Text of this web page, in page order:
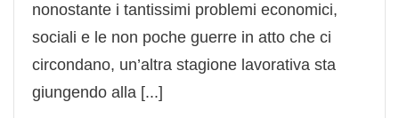
nonostante i tantissimi problemi economici,
sociali e le non poche guerre in atto che ci
circondano, un’altra stagione lavorativa sta
giungendo alla [...]